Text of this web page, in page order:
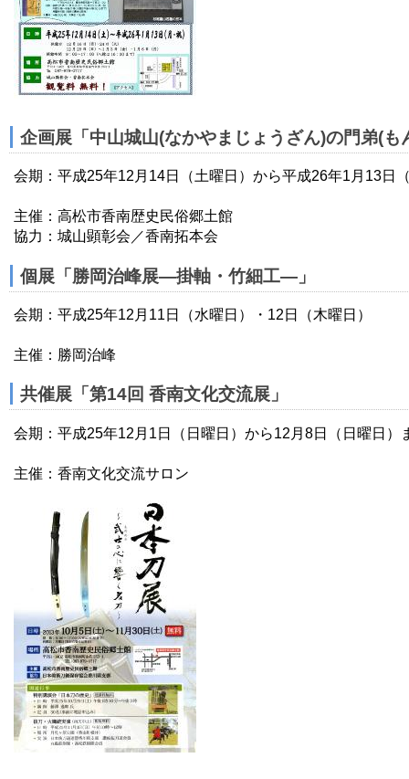
企画展「中山城山(なかやまじょうざん)の門弟(
会期：平成25年12月14日（土曜日）から平成26年1月13日
主催：高松市香南歴史民俗郷土館
協力：城山顕彰会／香南拓本会
個展「勝岡治峰展―掛軸・竹細工―」
会期：平成25年12月11日（水曜日）・12日（木曜日）
主催：勝岡治峰
共催展「第14回 香南文化交流展」
会期：平成25年12月1日（日曜日）から12月8日（日曜日）
主催：香南文化交流サロン